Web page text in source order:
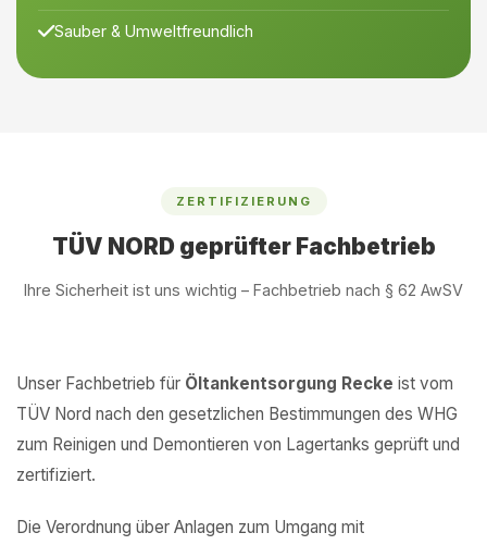
Sauber & Umweltfreundlich
ZERTIFIZIERUNG
TÜV NORD geprüfter Fachbetrieb
Ihre Sicherheit ist uns wichtig – Fachbetrieb nach § 62 AwSV
Unser Fachbetrieb für Öltankentsorgung Recke ist vom
TÜV Nord nach den gesetzlichen Bestimmungen des WHG
zum Reinigen und Demontieren von Lagertanks geprüft und
zertifiziert.
Die Verordnung über Anlagen zum Umgang mit